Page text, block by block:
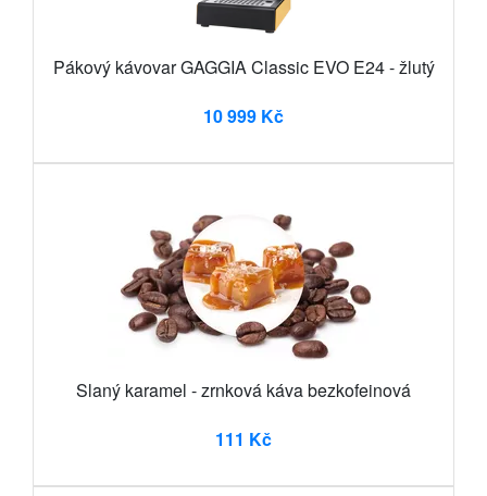
Pákový kávovar GAGGIA Classic EVO E24 - žlutý
10 999 Kč
Slaný karamel - zrnková káva bezkofeinová
111 Kč